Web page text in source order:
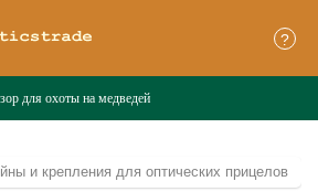
?
и крепления для оптических прицелов